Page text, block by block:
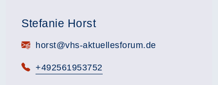
Stefanie Horst
E-Mail:horst@vhs-aktuellesforum.de
Telefon:
+492561953752